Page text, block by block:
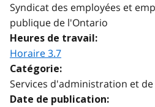
Syndicat des employées et
publique de l'Ontario
Heures de travail:
Horaire 3.7
Catégorie:
Services d'administration et
Date de publication: